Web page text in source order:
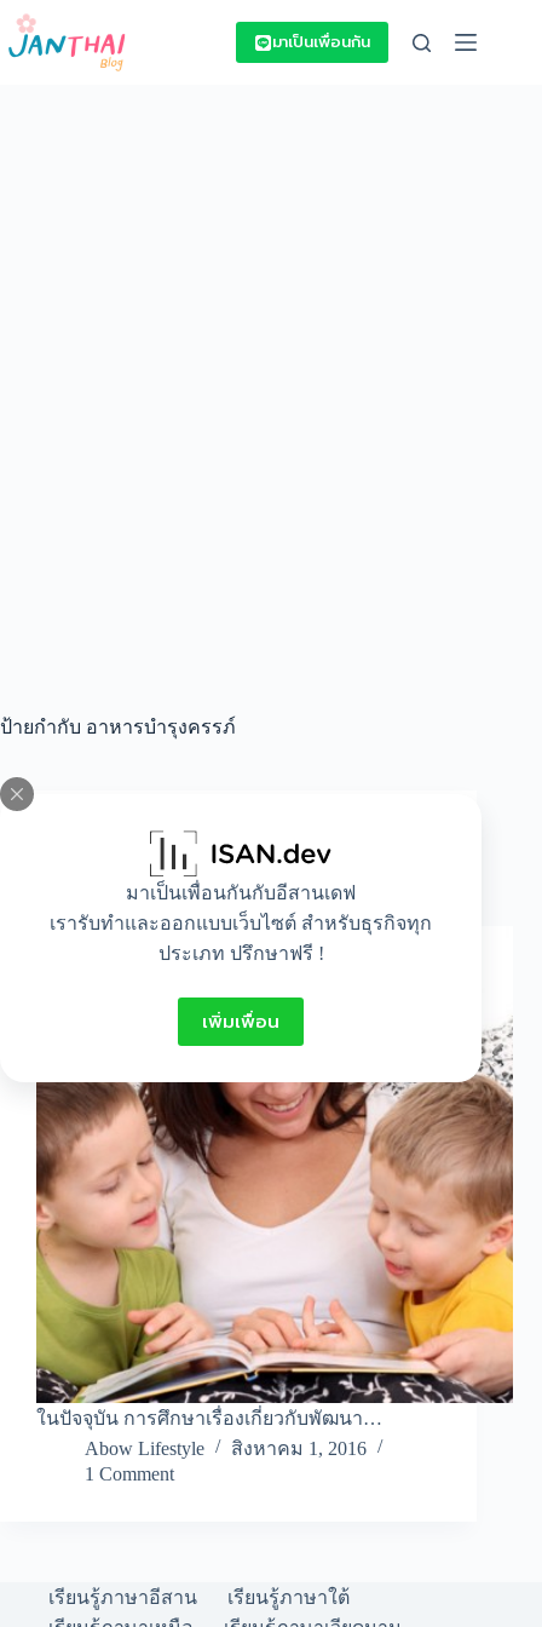
Skip
content
มาเป็นเพื่อนกันกับอีสานเดฟ
เรารับทำและออกแบบเว็บไซต์ สำหรับธุรกิจทุก
ประเภท ปรึกษาฟรี !
เพิ่มเพื่อน
มาเป็นเพื่อนกัน
ป้ายกำกับ อาหารบํารุงครรภ์
Idea,Lifestyle
นิทานสำหรับทารกในครรภ์
ในปัจจุบัน การศึกษาเรื่องเกี่ยวกับพัฒนา…
Abow Lifestyle
สิงหาคม 1, 2016
1 Comment
เรียนรู้ภาษาอีสาน
เรียนรู้ภาษาใต้